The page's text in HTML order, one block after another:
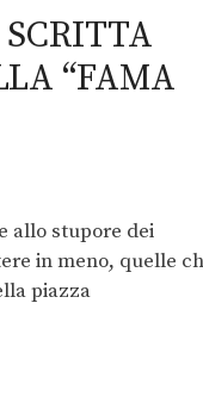
“FAMA
allo stupore dei
in meno, quelle
piazza